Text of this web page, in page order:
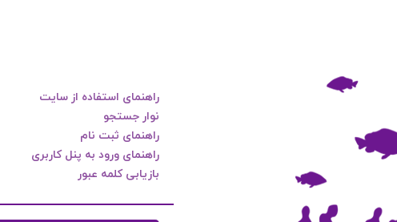
راهنمای استفاده از سایت
نوار جستجو
راهنمای ثبت نام
راهنمای ورود به پنل کاربری
بازیابی کلمه عبور